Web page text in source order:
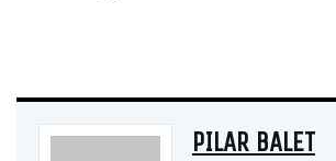
PILAR BALET